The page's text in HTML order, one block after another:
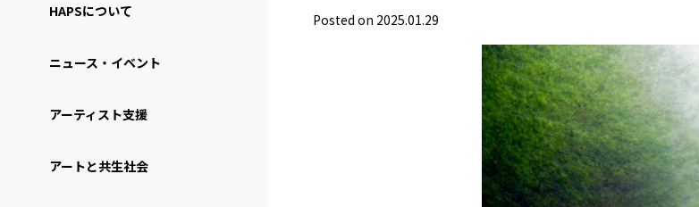
HAPSについて
ニュース・イベント
アーティスト支援
アートと共生社会
Posted on 2025.01.29